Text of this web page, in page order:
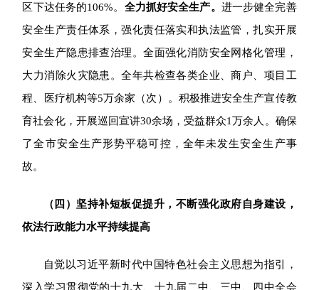
区下达任务的106%。 全力抓好安全生产。 进一步健全完善
安全生产责任体系，强化责任落实和执法监管，扎实开展
安全生产隐患排查治理。全面强化消防安全网格化管理，
大力消除火灾隐患。全年共检查各类企业、商户、项目工
程、医疗机构等5万余家（次）。积极推进安全生产宣传教
育社会化，开展巡回宣讲30余场，受益群众1万余人。确保
了全市安全生产形势平稳可控，全年未发生安全生产事
故。
（四）坚持补短板促提升，不断强化政府自身建设，
依法行政能力水平持续提高
自觉以习近平新时代中国特色社会主义思想为指引，
深入学习贯彻党的十九大、十九届二中、三中、四中全会